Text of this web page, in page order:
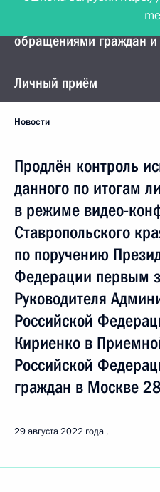
Управление Президента
обращениями граждан и
Личный приём
Новости
Продлён контроль
данного по итогам
в режиме видео-
Ставропольского
по поручению
Федерации первым
Руководителя
Российской
Кириенко в
Российской
граждан в Москве
29 августа 2022 года